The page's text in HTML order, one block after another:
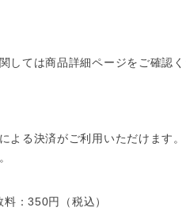
しては商品詳細ページをご確認
よる決済がご利用いただけます。
：350円（税込）